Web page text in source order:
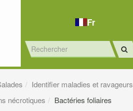
Fr
Identifier maladies et ravageurs
nécrotiques Bactéries foliaires